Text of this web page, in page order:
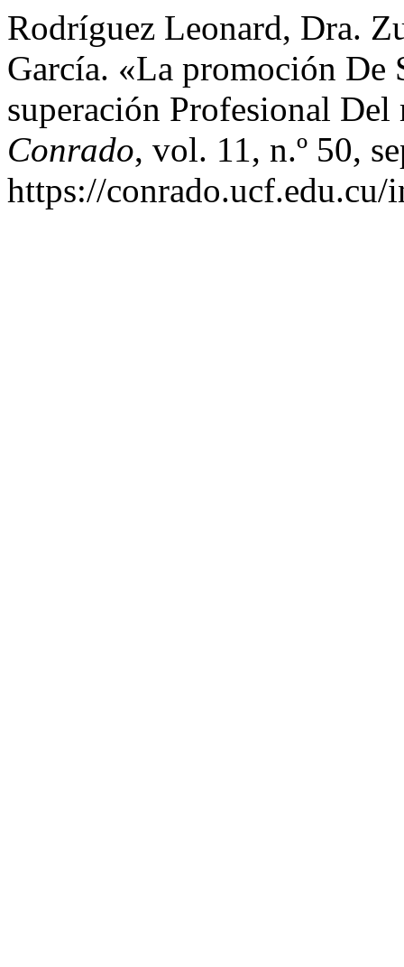
Rodríguez Leonard, Dra.
García. «La promoción De
superación Profesional
Conrado, vol. 11, n.º 50,
https://